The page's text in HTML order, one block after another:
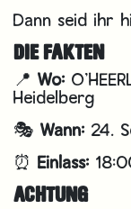
Dann seid ihr
DIE FAKTEN
📍 Wo:
Heidelberg
🎭 Wann: 24.
⏰ Einlass:
ACHTUNG